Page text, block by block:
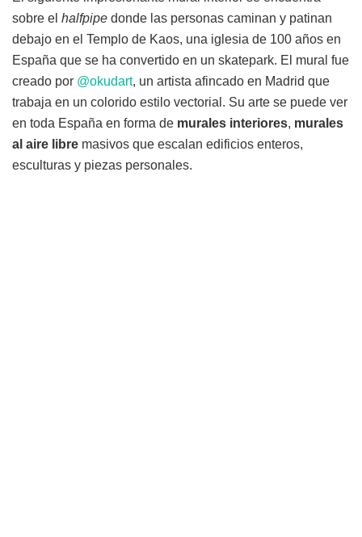
sobre el halfpipe donde las personas caminan y patinan
debajo en el Templo de Kaos, una iglesia de 100 años en
España que se ha convertido en un skatepark. El mural fue
creado por @okudart, un artista afincado en Madrid que
trabaja en un colorido estilo vectorial. Su arte se puede ver
en toda España en forma de murales interiores, murales
al aire libre masivos que escalan edificios enteros,
esculturas y piezas personales.